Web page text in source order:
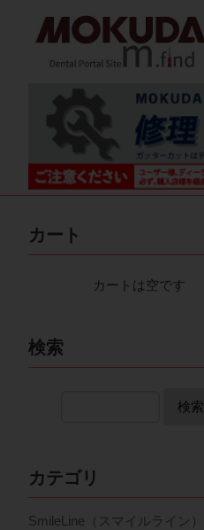
カート
カートは空です
検索
検索
カテゴリ
SmileLine（スマイルライン）